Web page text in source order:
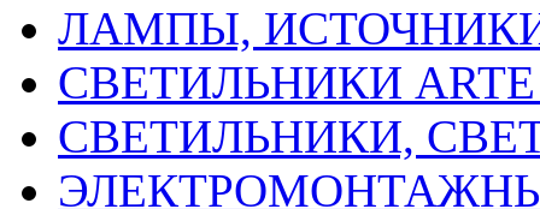
ЛАМПЫ,
СВЕТИЛЬНИКИ ARTE
СВЕТИЛЬНИКИ,